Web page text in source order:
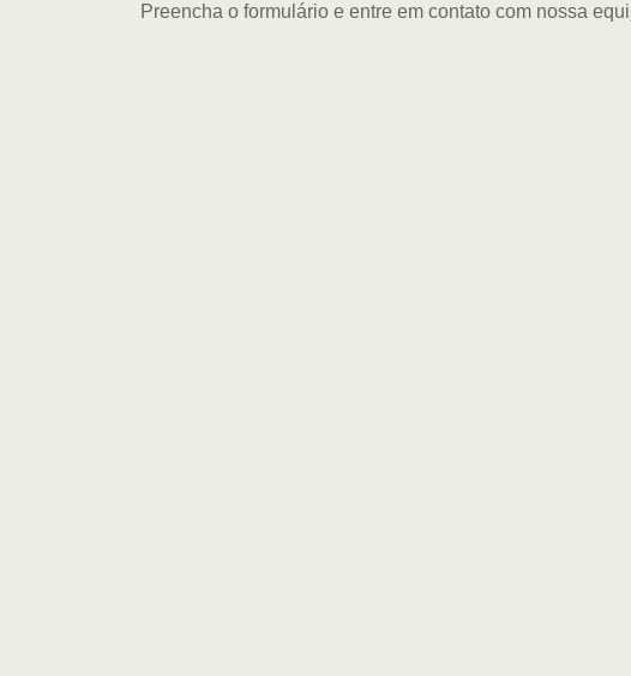
Preencha o formulário e entre em contato com nossa